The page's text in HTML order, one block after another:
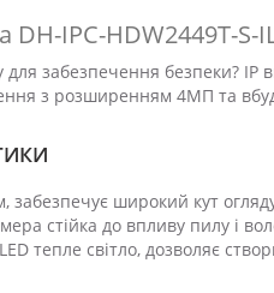
DH-IPC-HDW2449T-
забезпечення безпеки? IP
з розширенням 4МП та
забезпечує широкий кут
стійка до впливу пилу і
тепле світло, дозволяє